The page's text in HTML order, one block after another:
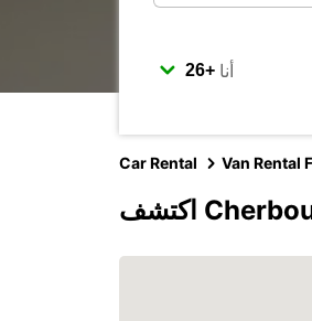
أنا
Car Rental Van Rental